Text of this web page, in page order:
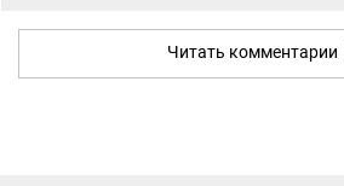
Читать комментарии